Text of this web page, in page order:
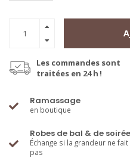
Les commandes sont
traitées en 24 h !
Ramassage
en boutique
Robes de bal & de soirée
Échange si la grandeur ne fait
pas